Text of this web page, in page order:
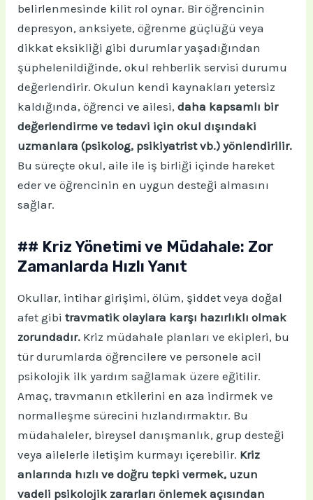
belirlenmesinde kilit rol oynar. Bir öğrencinin
depresyon, anksiyete, öğrenme güçlüğü veya
dikkat eksikliği gibi durumlar yaşadığından
şüphelenildiğinde, okul rehberlik servisi durumu
değerlendirir. Okulun kendi kaynakları yetersiz
kaldığında, öğrenci ve ailesi,daha kapsamlı bir
değerlendirme ve tedavi için okul dışındaki
uzmanlara (psikolog, psikiyatrist vb.) yönlendirilir.
Bu süreçte okul, aile ile iş birliği içinde hareket
eder ve öğrencinin en uygun desteği almasını
sağlar.
## Kriz Yönetimi ve Müdahale: Zor
Zamanlarda Hızlı Yanıt
Okullar, intihar girişimi, ölüm, şiddet veya doğal
afet gibitravmatik olaylara karşı hazırlıklı olmak
zorundadır. Kriz müdahale planları ve ekipleri, bu
tür durumlarda öğrencilere ve personele acil
psikolojik ilk yardım sağlamak üzere eğitilir.
Amaç, travmanın etkilerini en aza indirmek ve
normalleşme sürecini hızlandırmaktır. Bu
müdahaleler, bireysel danışmanlık, grup desteği
veya ailelerle iletişim kurmayı içerebilir. Kriz
anlarında hızlı ve doğru tepki vermek, uzun
vadeli psikolojik zararları önlemek açısından